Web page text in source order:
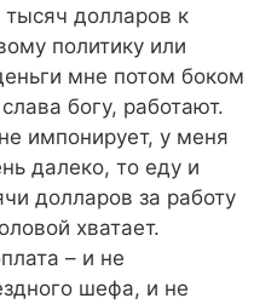
тысяч долларов к
политику или
мне потом боком
богу, работают.
импонирует, у меня
далеко, то еду и
долларов за работу
хватает.
– и не
шефа, и не